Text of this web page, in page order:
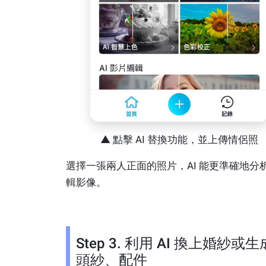
▲ 點擊 AI 替換功能，並上傳情侶照
選擇一張兩人正面的照片，AI 能更準確地分
輯影像。
Step 3. 利用 AI 換上婚紗或生
頭紗、配件